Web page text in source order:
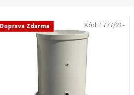
Doprava Zdarma Kód: 1777/21-